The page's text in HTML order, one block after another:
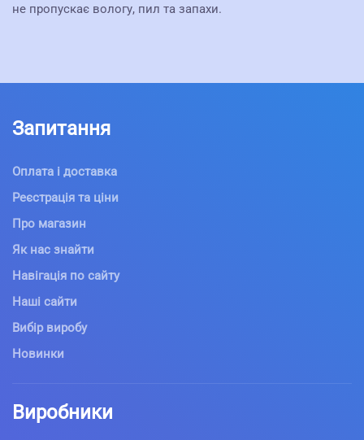
не пропускає вологу, пил та запахи.
Запитання
Оплата і доставка
Реєстрація та ціни
Про магазин
Як нас знайти
Навігація по сайту
Наші сайти
Вибір виробу
Новинки
Виробники